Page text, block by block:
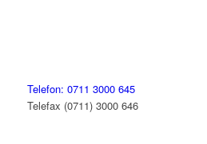
Telefon: 0711 3000 645
Telefax (0711) 3000 646